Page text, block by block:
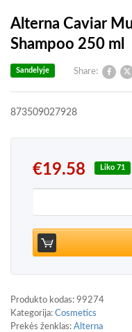
Alterna Caviar
Shampoo 250 ml
Share:
Sandelyje
873509027928
€19.58 Liko 71
produkto kiekis:
Produkto kodas: 99274
Kategorija: Cosmetics
Prekės ženklas: Alterna